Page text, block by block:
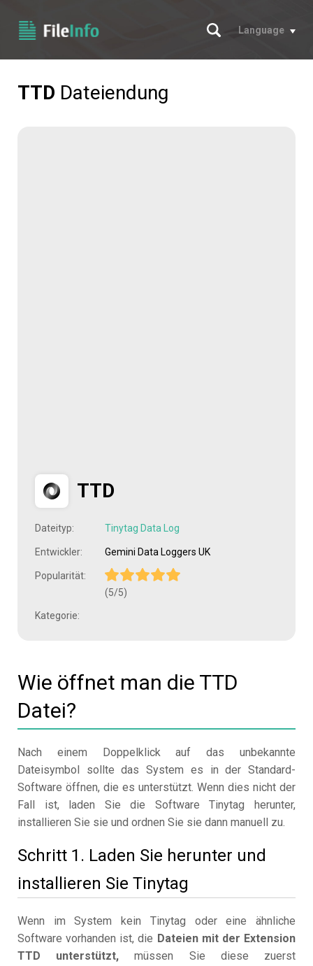
Suche
Language
TTD Dateiendung
TTD
Dateityp: Tinytag Data Log
Entwickler: Gemini Data Loggers UK
Popularität:
(5/5)
Kategorie:
Wie öffnet man die TTD
Datei?
Nach einem Doppelklick auf das unbekannte
Dateisymbol sollte das System es in der Standard-
Software öffnen, die es unterstützt. Wenn dies nicht der
Fall ist, laden Sie die Software Tinytag herunter,
installieren Sie sie und ordnen Sie sie dann manuell zu.
Schritt 1. Laden Sie herunter und
installieren Sie Tinytag
Wenn im System kein Tinytag oder eine ähnliche
Software vorhanden ist, die Dateien mit der Extension
TTD unterstützt, müssen Sie diese zuerst